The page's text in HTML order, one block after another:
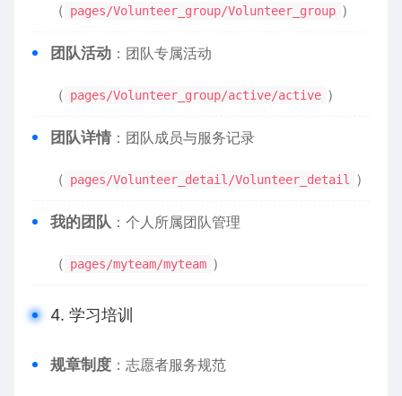
（ pages/Volunteer_group/Volunteer_group ）
​团队活动​ ​：团队专属活动
（ pages/Volunteer_group/active/active ）
​团队详情​ ​：团队成员与服务记录
（ pages/Volunteer_detail/Volunteer_detail ）
​我的团队​ ​：个人所属团队管理
（ pages/myteam/myteam ）
4. 学习培训
​规章制度​ ​：志愿者服务规范